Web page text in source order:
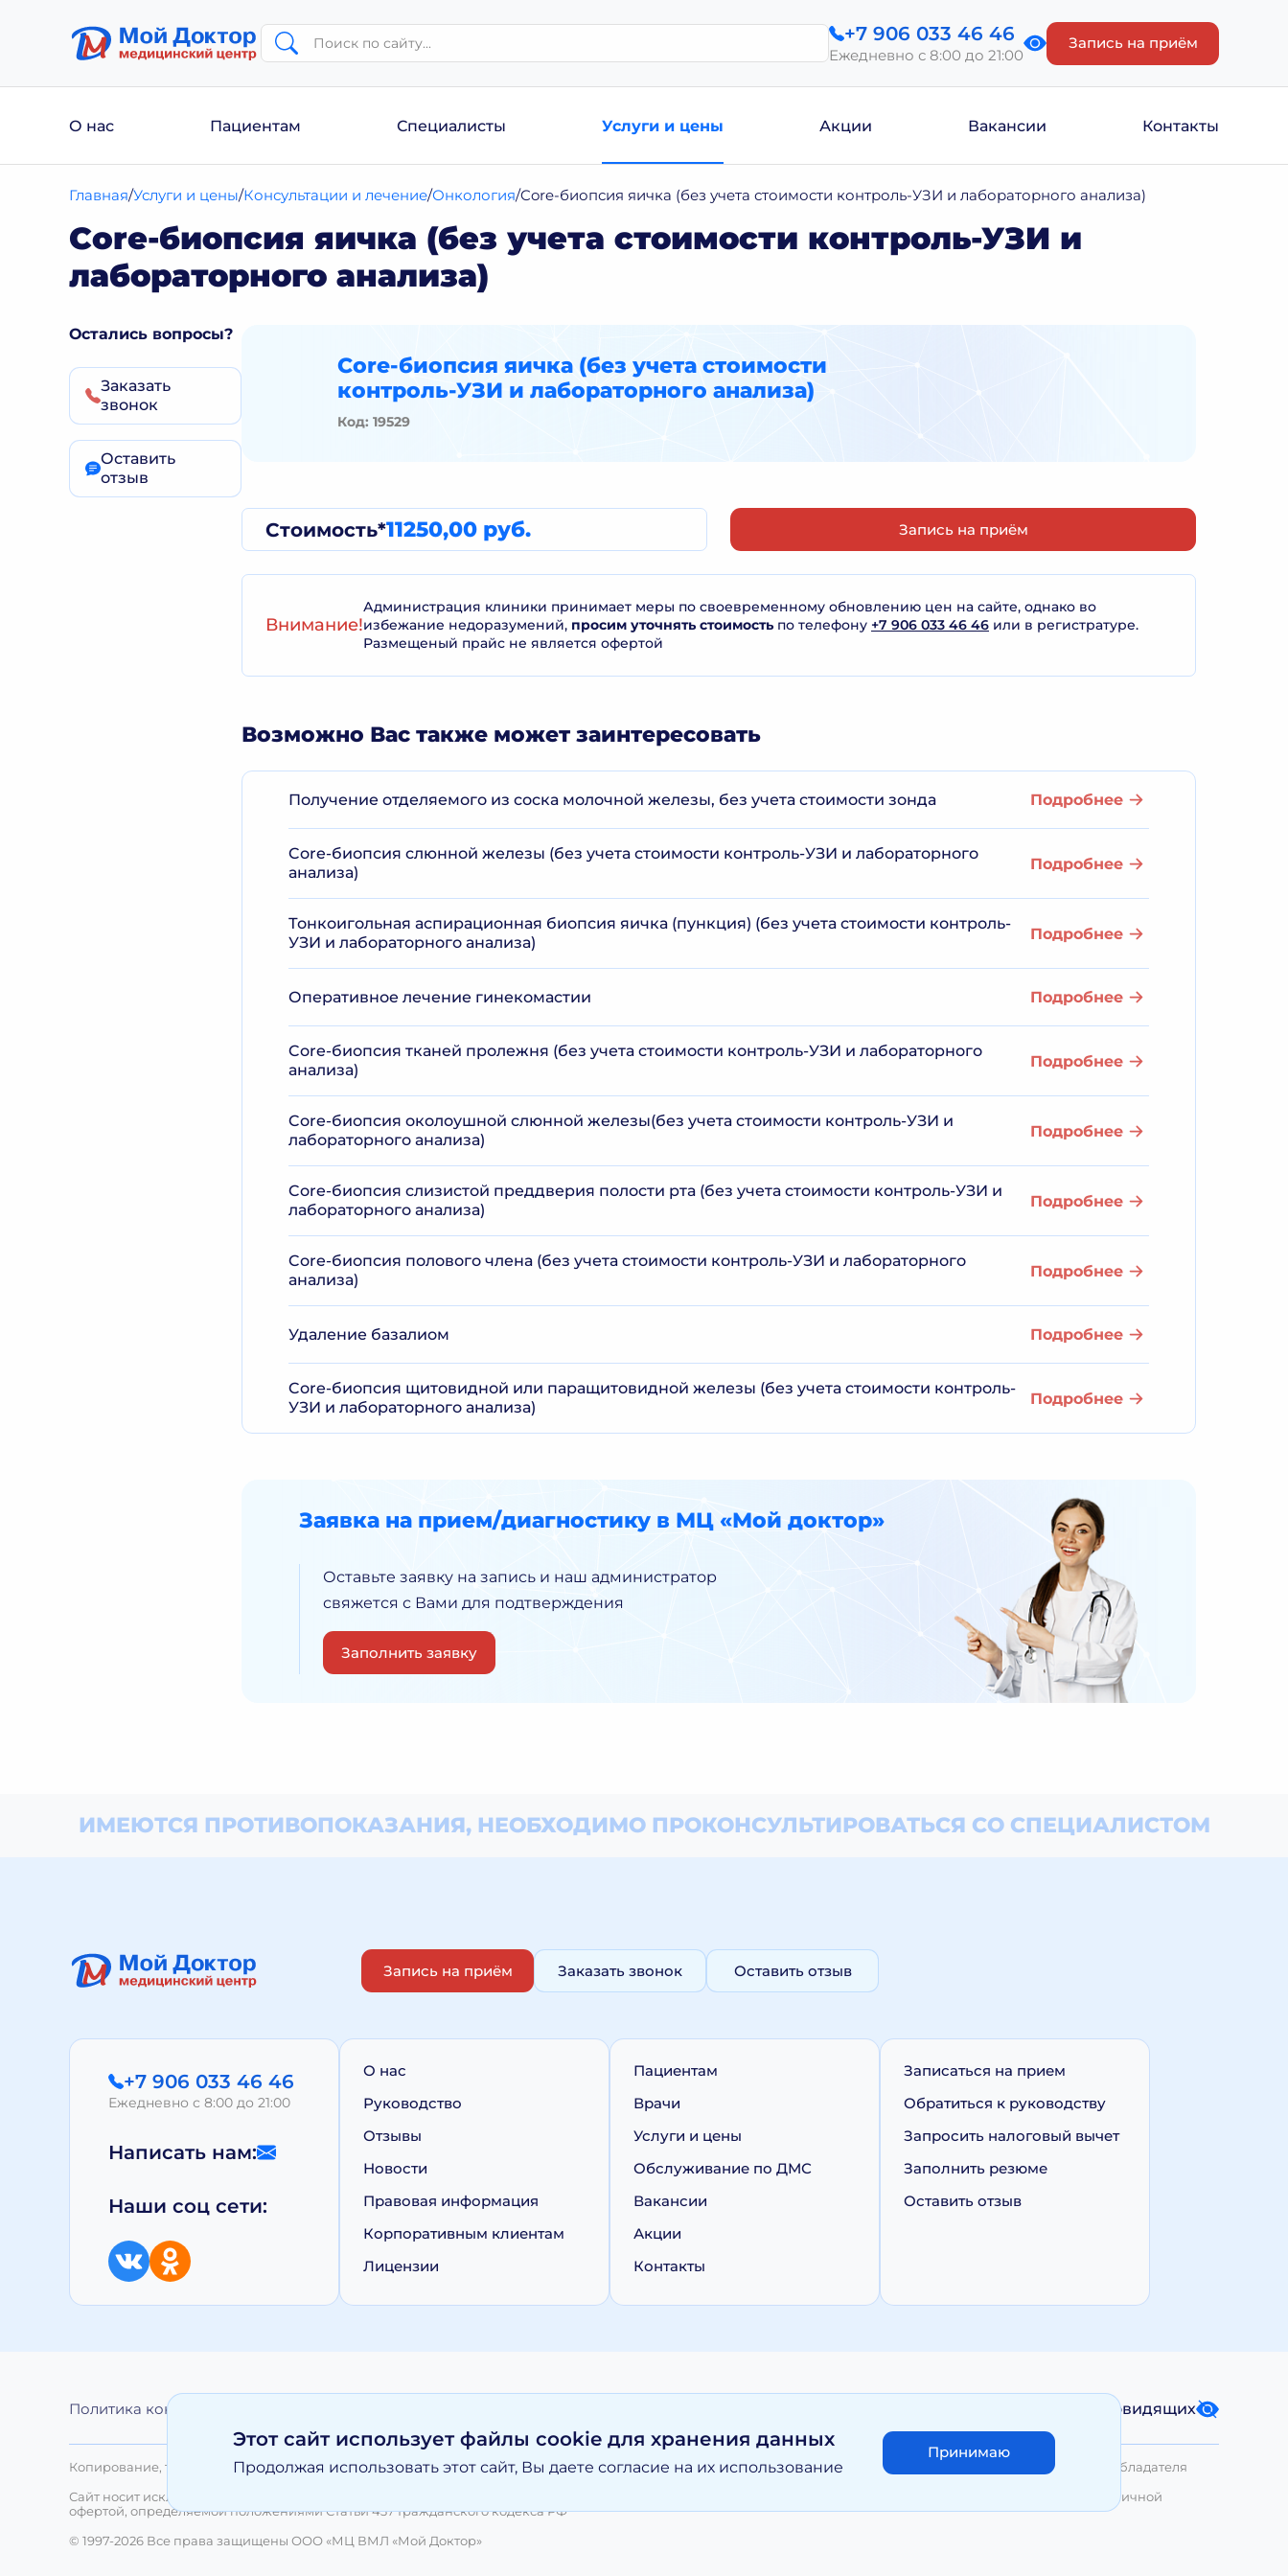
+7 906 033 46 46
Ежедневно с 8:00 до 21:00
Запись на приём
О нас Пациентам Специалисты Услуги и цены Акции Вакансии Контакты
Главная Услуги и цены Консультации и лечение Онкология Core-биопсия яичка (без учета стоимости контроль-УЗИ и лабораторного анализа)
Core-биопсия яичка (без учета стоимости контроль-УЗИ и
лабораторного анализа)
Остались вопросы?
Заказать
звонок
Оставить
отзыв
Core-биопсия яичка (без учета стоимости
контроль-УЗИ и лабораторного анализа)
Код: 19529
Стоимость*11250,00 руб. Запись на приём
Внимание!
Администрация клиники принимает меры по своевременному обновлению цен на сайте, однако во
избежание недоразумений, просим уточнять стоимостьпо телефону +7 906 033 46 46 или в регистратуре.
Размещеный прайс не является офертой
Возможно Вас также может заинтересовать
Получение отделяемого из соска молочной железы, без учета стоимости зонда Подробнее
Core-биопсия слюнной железы (без учета стоимости контроль-УЗИ и лабораторного
анализа)
Подробнее
Тонкоигольная аспирационная биопсия яичка (пункция) (без учета стоимости контроль-
УЗИ и лабораторного анализа)
Подробнее
Оперативное лечение гинекомастии Подробнее
Core-биопсия тканей пролежня (без учета стоимости контроль-УЗИ и лабораторного
анализа)
Подробнее
Core-биопсия околоушной слюнной железы(без учета стоимости контроль-УЗИ и
лабораторного анализа)
Подробнее
Core-биопсия слизистой преддверия полости рта (без учета стоимости контроль-УЗИ и
лабораторного анализа)
Подробнее
Core-биопсия полового члена (без учета стоимости контроль-УЗИ и лабораторного
анализа)
Подробнее
Удаление базалиом Подробнее
Core-биопсия щитовидной или паращитовидной железы (без учета стоимости контроль-
УЗИ и лабораторного анализа)
Подробнее
Заявка на прием/диагностику в МЦ «Мой доктор»
Оставьте заявку на запись и наш администратор
свяжется с Вами для подтверждения
Заполнить заявку
ИМЕЮТСЯ ПРОТИВОПОКАЗАНИЯ, НЕОБХОДИМОПРОКОНСУЛЬТИРОВАТЬСЯ СО СПЕЦИАЛИСТОМ
Запись на приём Заказать звонок Оставить отзыв
+7 906 033 46 46
Ежедневно с 8:00 до 21:00
Написать нам:
Наши соц сети:
О нас
Руководство
Отзывы
Новости
Правовая информация
Корпоративным клиентам
Лицензии
Пациентам
Врачи
Услуги и цены
Обслуживание по ДМС
Вакансии
Акции
Контакты
Записаться на прием
Обратиться к руководству
Запросить налоговый вычет
Заполнить резюме
Оставить отзыв
Версия для слабовидящих
Политика конфиденциальности
Копирование, тиражирование, а равно иное использование материалов, размещенных на moy-doktor.org возможно только с письменного разрешения Правообладателя
Сайт носит исключительно информационный характер и ни при каких условиях информационные материалы и цены, размещенные на сайте, не являются публичной
офертой, определяемой положениями Статьи 437 Гражданского кодекса РФ
© 1997-2026 Все права защищены ООО «МЦ ВМЛ «Мой Доктор»
Этот сайт использует файлы cookie для хранения данных
Продолжая использовать этот сайт, Вы даете согласие на их использование
Принимаю